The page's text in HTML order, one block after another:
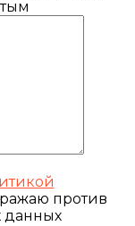
против
данных